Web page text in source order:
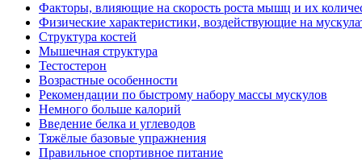
Факторы, влияющие на скорость роста мышц и их
Физические характеристики, воздействующие на
Структура костей
Мышечная структура
Тестостерон
Возрастные особенности
Рекомендации по быстрому набору массы мускулов
Немного больше калорий
Введение белка и углеводов
Тяжёлые базовые упражнения
Правильное спортивное питание